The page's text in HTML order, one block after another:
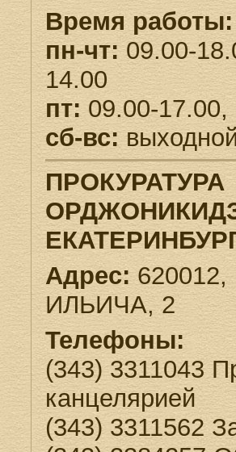
Время работы:
пн-чт:09.00-
14.00
пт: 09.00-
сб-вс:
ПРОКУРАТУРА
Адрес:620012,
ИЛЬИЧА, 2
Телефоны:
(343) 3311043
канцелярией
(343) 3311562